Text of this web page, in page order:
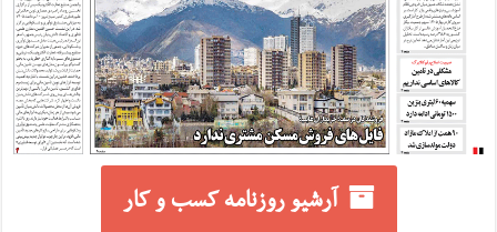
آرشیو روزنامه کسب و کار